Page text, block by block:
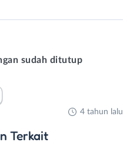
sudah ditutup
4 tahun lalu
Terkait